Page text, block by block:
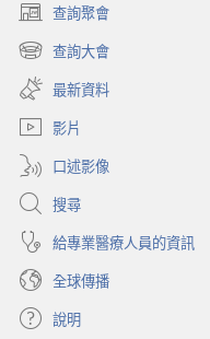
查詢聚會
（開
啟
新
視
窗）
查詢大會
（開
啟
新
視
最新資料
影片
口述影像
搜尋
給專業醫療人員的資訊
全球傳播
說明